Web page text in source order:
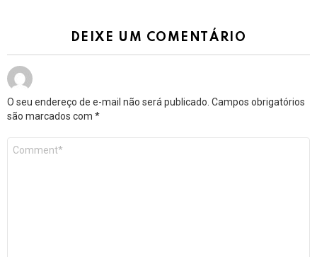
DEIXE UM COMENTÁRIO
O seu endereço de e-mail não será publicado. Campos obrigatórios
são marcados com *